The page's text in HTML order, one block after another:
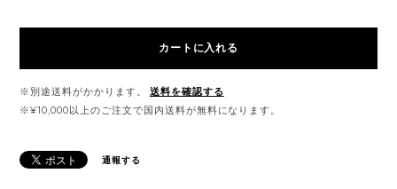
カートに入れる
※別途送料がかかります。
送料を確認する
※¥10,000以上のご注文で国内送料が無料になります。
通報する